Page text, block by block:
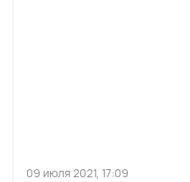
09 июля 2021, 17:09